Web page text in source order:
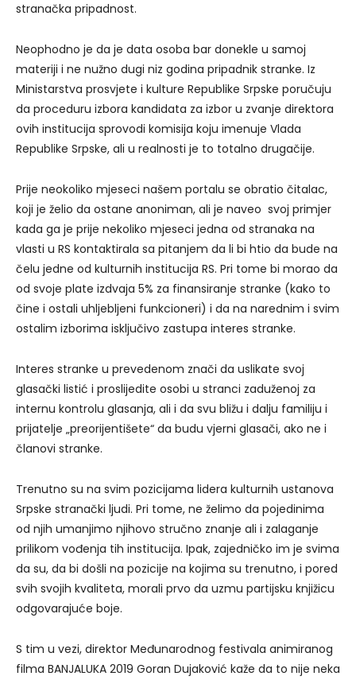
stranačka pripadnost.
Neophodno je da je data osoba bar donekle u samoj
materiji i ne nužno dugi niz godina pripadnik stranke. Iz
Ministarstva prosvjete i kulture Republike Srpske poručuju
da proceduru izbora kandidata za izbor u zvanje direktora
ovih institucija sprovodi komisija koju imenuje Vlada
Republike Srpske, ali u realnosti je to totalno drugačije.
Prije neokoliko mjeseci našem portalu se obratio čitalac,
koji je želio da ostane anoniman, ali je naveo svoj primjer
kada ga je prije nekoliko mjeseci jedna od stranaka na
vlasti u RS kontaktirala sa pitanjem da li bi htio da bude na
čelu jedne od kulturnih institucija RS. Pri tome bi morao da
od svoje plate izdvaja 5% za finansiranje stranke (kako to
čine i ostali uhljebljeni funkcioneri) i da na narednim i svim
ostalim izborima isključivo zastupa interes stranke.
Interes stranke u prevedenom znači da uslikate svoj
glasački listić i proslijedite osobi u stranci zaduženoj za
internu kontrolu glasanja, ali i da svu bližu i dalju familiju i
prijatelje „preorijentišete“ da budu vjerni glasači, ako ne i
članovi stranke.
Trenutno su na svim pozicijama lidera kulturnih ustanova
Srpske stranački ljudi. Pri tome, ne želimo da pojedinima
od njih umanjimo njihovo stručno znanje ali i zalaganje
prilikom vođenja tih institucija. Ipak, zajedničko im je svima
da su, da bi došli na pozicije na kojima su trenutno, i pored
svih svojih kvaliteta, morali prvo da uzmu partijsku knjižicu
odgovarajuće boje.
S tim u vezi, direktor Međunarodnog festivala animiranog
filma BANJALUKA 2019 Goran Dujaković kaže da to nije neka